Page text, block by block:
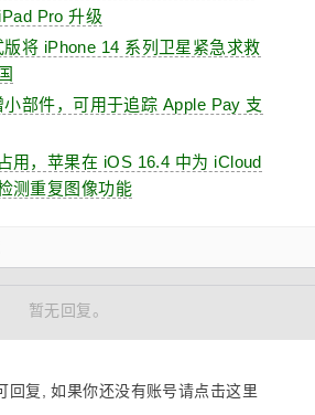
Pro 升级
将 iPhone 14 系列卫星紧急求救
部件，可用于追踪 Apple Pay 支
用，苹果在 iOS 16.4 中为 iCloud
测重复图像功能
暂无回复。
回复, 如果你还没有账号请点击这里